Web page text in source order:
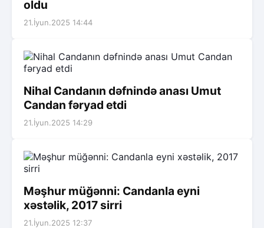
oldu
21.İyun.2025 14:44
Nihal Candanın dəfnində anası Umut
Candan fəryad etdi
21.İyun.2025 14:29
Məşhur müğənni: Candanla eyni
xəstəlik, 2017 sirri
21.İyun.2025 12:37